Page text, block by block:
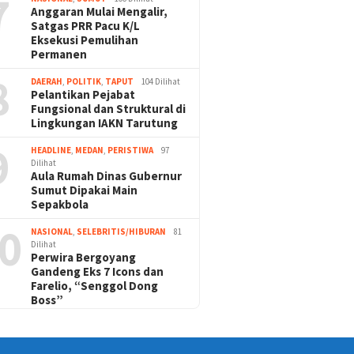
Anggaran Mulai Mengalir,
Satgas PRR Pacu K/L
Eksekusi Pemulihan
Permanen
DAERAH, POLITIK, TAPUT 104 Dilihat
Pelantikan Pejabat
Fungsional dan Struktural di
Lingkungan IAKN Tarutung
HEADLINE, MEDAN, PERISTIWA
97
Dilihat
Aula Rumah Dinas Gubernur
Sumut Dipakai Main
Sepakbola
NASIONAL, SELEBRITIS/HIBURAN
81
Dilihat
Perwira Bergoyang
Gandeng Eks 7 Icons dan
Farelio, “Senggol Dong
Boss”